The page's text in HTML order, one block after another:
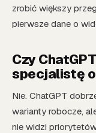
zrobić większy
pierwsze dane o
Czy
specjalistę
Nie. ChatGPT
warianty robocze,
nie widzi